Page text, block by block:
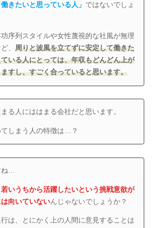
きたいと思っている人」 ではないでしょ
序列スタイルや女性蔑視的な社風が無理
、周りと波風を立てずに安定して働きた
いる人にとっては、年収もどんどん上が
すし、すごく合っていると思います。
る人にははまる会社だと思います。
しまう人の特徴は…？
ね…
若いうちから活躍したいという挑戦意欲が
向いていないんじゃないでしょうか？
は、とにかく上の人間に意見することは